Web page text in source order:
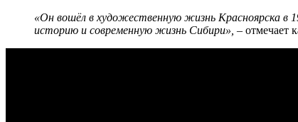
«Он вошёл в художественную жизнь Красноярска в
историю и современную жизнь Сибири», – отмечает